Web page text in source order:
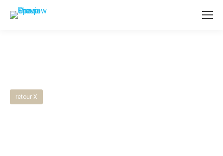
retour X